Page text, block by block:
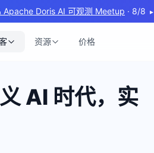
Apache Doris AI 可观测 Meetup · 8/8 ▸
资源 价格
AI 时代，实